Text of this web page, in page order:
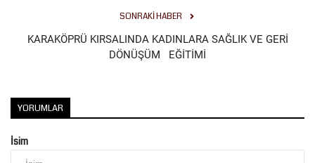
SONRAKI HABER
KARAKÖPRÜ KIRSALINDA KADINLARA SAĞLIK VE GERİ
DÖNÜŞÜM EĞİTİMİ
YORUMLAR
İsim